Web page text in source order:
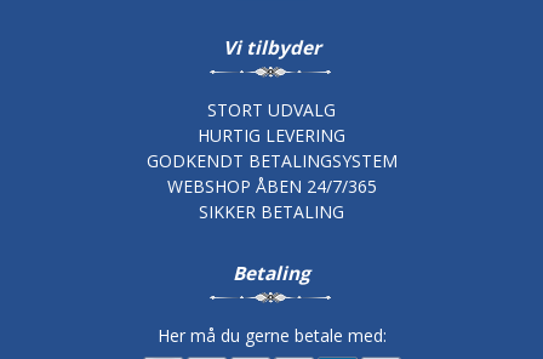
Vi tilbyder
STORT UDVALG
HURTIG LEVERING
GODKENDT BETALINGSYSTEM
WEBSHOP ÅBEN 24/7/365
SIKKER BETALING
Betaling
Her må du gerne betale med: